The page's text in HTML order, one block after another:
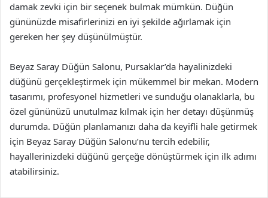
damak zevki için bir seçenek bulmak mümkün. Düğün
gününüzde misafirlerinizi en iyi şekilde ağırlamak için
gereken her şey düşünülmüştür.
Beyaz Saray Düğün Salonu, Pursaklar’da hayalinizdeki
düğünü gerçekleştirmek için mükemmel bir mekan. Modern
tasarımı, profesyonel hizmetleri ve sunduğu olanaklarla, bu
özel gününüzü unutulmaz kılmak için her detayı düşünmüş
durumda. Düğün planlamanızı daha da keyifli hale getirmek
için Beyaz Saray Düğün Salonu’nu tercih edebilir,
hayallerinizdeki düğünü gerçeğe dönüştürmek için ilk adımı
atabilirsiniz.